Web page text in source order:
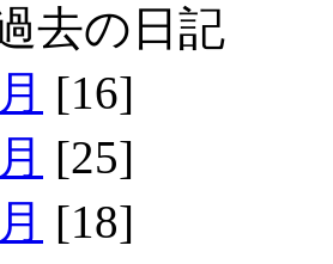
去の日記
[16]
[25]
[18]